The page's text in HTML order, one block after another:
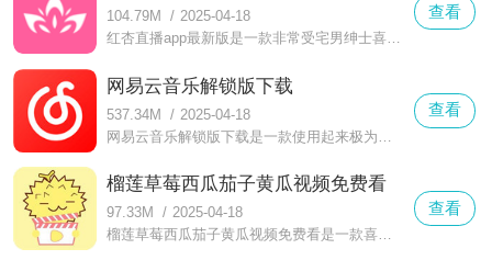
104.79M / 2025-04-18
红杏直播app最新版是一款非常受宅男绅士喜爱的美女直播app，在这款软件中，用户不用花钱就可以收看到各种劲爆直播表演，这些直播都是实时在线播放的，画质清晰，内容劲爆，保证让你看了欲罢不能。
查看
网易云音乐解锁版下载
537.34M / 2025-04-18
查看
榴莲草莓西瓜茄子黄瓜视频免费看
97.33M / 2025-04-18
榴莲草莓西瓜茄子黄瓜视频免费看是一款喜欢追剧用户必备的手机看视频软件，这里拥有非常丰富的影视剧资源，各种类型的视频都有提供，庞大的视频资源库可以轻松满足用户的观看需求
查看